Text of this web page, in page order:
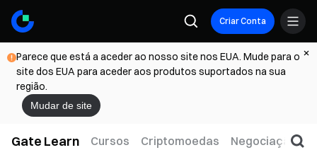
Criar Conta
Parece que está a aceder ao nosso site nos EUA. Mude para o
site dos EUA para aceder aos produtos suportados na sua
região.
Mudar de site
Gate Learn Cursos Criptomoedas Negociação